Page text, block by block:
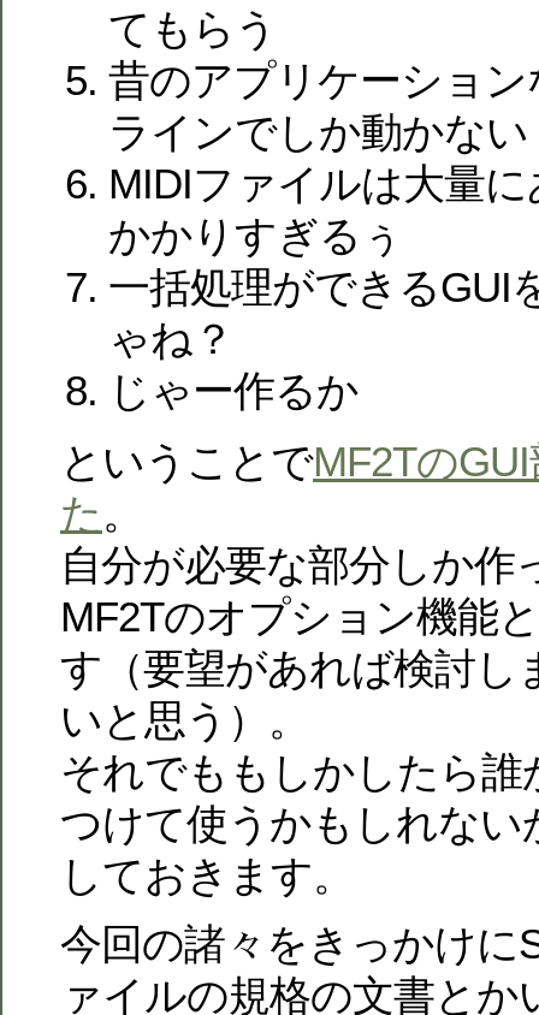
てもらう
昔のアプリケーショ
ラインでしか動かない
MIDIファイルは大量
かかりすぎるぅ
一括処理ができるGUI
ゃね？
じゃー作るか
ということでMF2Tの
た。
自分が必要な部分しか作
MF2Tのオプション機能
す（要望があれば検討し
いと思う）。
それでももしかしたら誰
つけて使うかもしれない
しておきます。
今回の諸々をきっかけに
ァイルの規格の文書と